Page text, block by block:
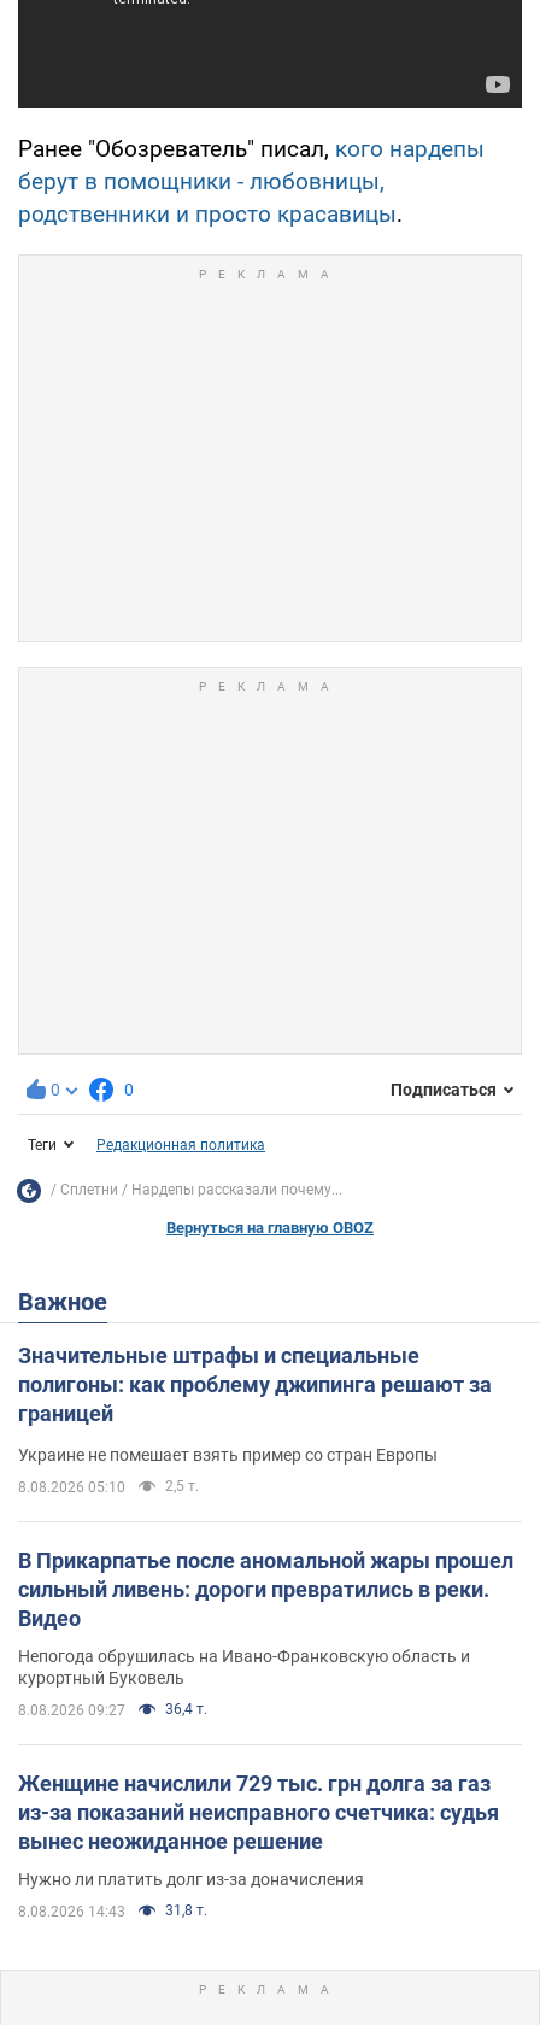
Ранее "Обозреватель" писал, кого нардепы
берут в помощники - любовницы,
родственники и просто красавицы.
0 0 Подписаться
Теги Редакционная политика
Сплетни Нардепы рассказали почему...
Вернуться на главную OBOZ
Важное
Значительные штрафы и специальные
полигоны: как проблему джипинга решают за
границей
Украине не помешает взять пример со стран Европы
8.08.2026 05:10 2,5 т.
В Прикарпатье после аномальной жары прошел
сильный ливень: дороги превратились в реки.
Видео
Непогода обрушилась на Ивано-Франковскую область и
курортный Буковель
8.08.2026 09:27 36,4 т.
Женщине начислили 729 тыс. грн долга за газ
из-за показаний неисправного счетчика: судья
вынес неожиданное решение
Нужно ли платить долг из-за доначисления
8.08.2026 14:43 31,8 т.